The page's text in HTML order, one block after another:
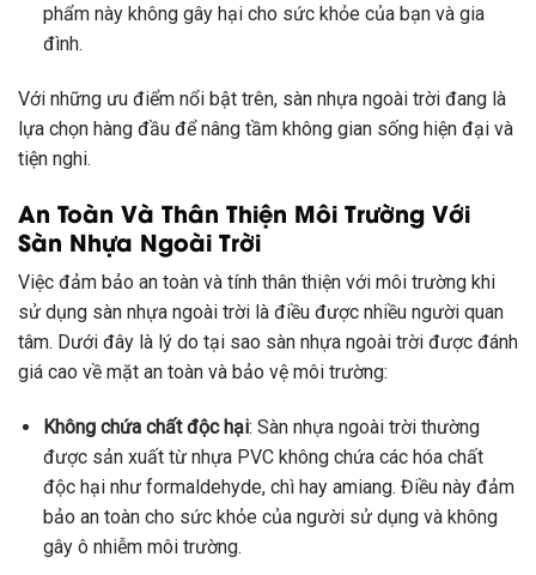
phẩm này không gây hại cho sức khỏe của bạn và gia
đình.
Với những ưu điểm nổi bật trên, sàn nhựa ngoài trời đang là
lựa chọn hàng đầu để nâng tầm không gian sống hiện đại và
tiện nghi.
An Toàn Và Thân Thiện Môi Trường Với
Sàn Nhựa Ngoài Trời
Việc đảm bảo an toàn và tính thân thiện với môi trường khi
sử dụng sàn nhựa ngoài trời là điều được nhiều người quan
tâm. Dưới đây là lý do tại sao sàn nhựa ngoài trời được đánh
giá cao về mặt an toàn và bảo vệ môi trường:
Không chứa chất độc hại: Sàn nhựa ngoài trời thường
được sản xuất từ nhựa PVC không chứa các hóa chất
độc hại như formaldehyde, chì hay amiang. Điều này đảm
bảo an toàn cho sức khỏe của người sử dụng và không
gây ô nhiễm môi trường.